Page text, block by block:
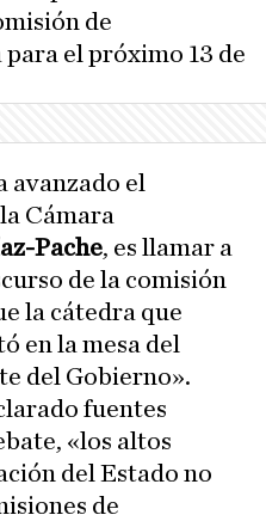
de
el próximo 13 de
avanzado el
Cámara
Pache, es llamar a
de la comisión
la cátedra que
en la mesa del
del Gobierno».
fuentes
«los altos
del Estado no
de